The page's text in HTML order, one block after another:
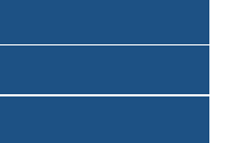
o sposobach
w Przykładowej